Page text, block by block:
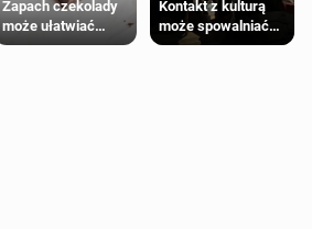
Zapach czekolady
może ułatwiać
trening siłowy
Kontakt z kulturą
może spowalniać
starzenie